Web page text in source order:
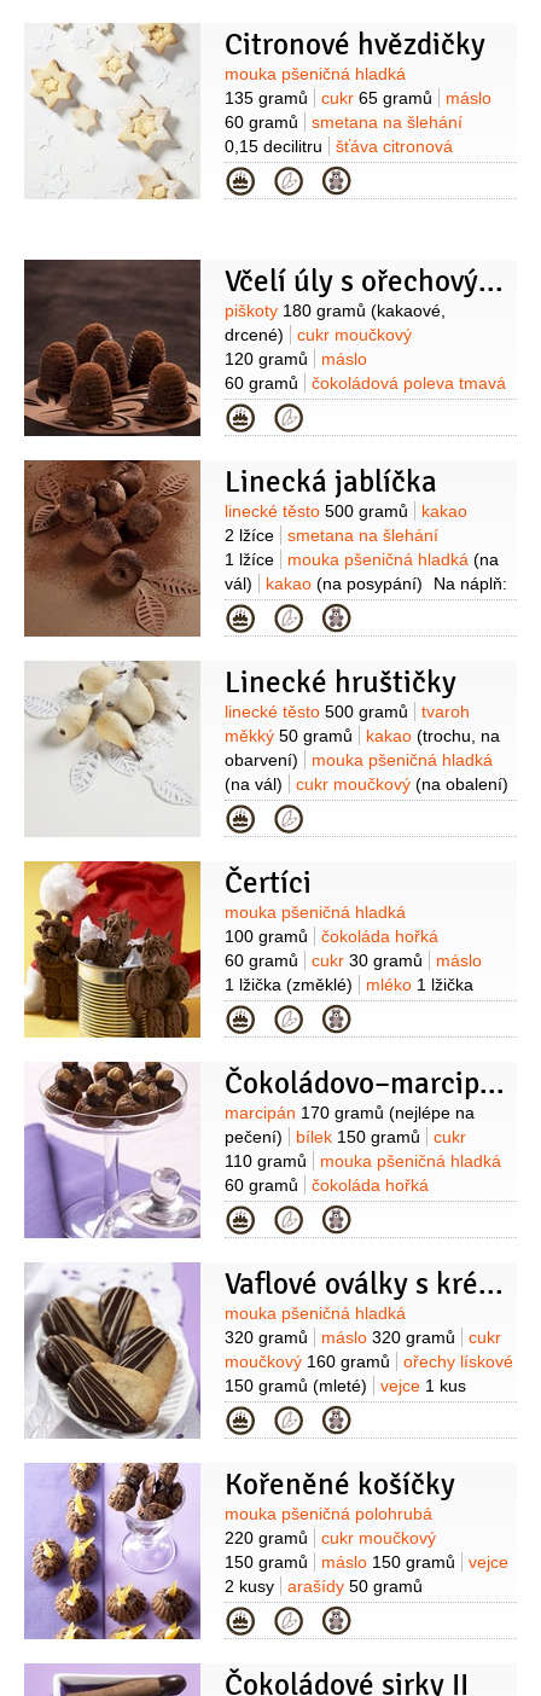
mletých ořechů, semínek, medu a
karamelu, lze jej koupit například v
obchodech s řeckými nebo arabskými
specialitami)
čokoláda hořká
25 gramů
máslo 15 gramů
vaječný
koňak1 lžíce
Citronové hvězdičky
Suroviny
mouka pšeničná hladká
135 gramů
cukr 65 gramů
máslo
60 gramů
smetana na šlehání
0,15 decilitru
šťáva citronová
10 gramů
citronová kůra
(nastrouhaná)
sůl1 špetka
mouka
2 lžíce
šťáva citronová 2 lžíce
sůl
1 špetka
Kategorie
Včelí úly s ořechovým likérem
Suroviny
piškoty 180 gramů (kakaové,
drcené)
cukr moučkový
120 gramů
máslo
60 gramů
čokoládová poleva tmavá
30 gramů
rozpuštěná)
kakao20 gramů
rum
moučkový(na vysypání
formiček)
piškoty 20 kusů
(kakaové)
Na náplň:
máslo 80 gramů
třtinový
50 gramů (tmavý)
žloutek
1 kus
likér 2 lžíce (ořechový)
mléko
zahuštěné (kondenzované)1 lžíce
(neslazené)
Kategorie
Linecká jablíčka
Suroviny
linecké těsto 500 gramů
kakao
2 lžíce
smetana na šlehání
1 lžíce
mouka pšeničná hladká (na
vál)
kakao (na posypání)
Na náplň:
sušenky200 gramů
griliášové)
jablka100 gramů
bílá50 gramů máslo20 gramů
2 lžíce
strouhanka 2 lžíce
Kategorie
Linecké hruštičky
Suroviny
linecké těsto 500 gramů
tvaroh
měkký 50 gramů kakao (trochu, na
obarvení)
mouka pšeničná hladká
(na vál)
cukr moučkový (na obalení)
Na náplň:
(Dobré ráno, kakaové)
hrušky
jádřinců)
máslo
50 gramů
hruškovice
0,4 decilitru
cukr hnědý
1 lžíce
hřebíček4 kusy
citronová
kůra1 špetka (nastrouhaná)
Kategorie
Čertíci
Suroviny
mouka pšeničná hladká
100 gramů
čokoláda hořká
60 gramů
cukr 30 gramů
máslo
1 lžička (změklé) mléko 1 lžička
(vlažné)
koření
skořice, hřebíček, badyán, muškátový
1/3lžičky sůl1 špetka bílek1 kus
(na slepení)
Kategorie
Čokoládovo–marcipánové košíčky
Suroviny
marcipán 170 gramů (nejlépe na
pečení)
bílek 150 gramů
cukr
110 gramů
mouka pšeničná hladká
60 gramů
čokoláda hořká
60 gramů
ořechy
(mleté)
máslo50 gramů
vejce
Kategorie
Vaflové oválky s krémem
Suroviny
mouka pšeničná hladká
320 gramů
máslo 320 gramů
cukr
moučkový 160 gramů
ořechy lískové
150 gramů (mleté) vejce 1 kus
(malé)
cukr vanilkový
1 balíček
skořice1 špetka
pšeničná hladká
(na vál)
Kategorie
Kořeněné košíčky
Suroviny
mouka pšeničná polohrubá
220 gramů
cukr moučkový
150 gramů
máslo 150 gramů
vejce
2 kusy
arašídy 50 gramů
(pražené)
ořechy vlašské
(pražené)
cukr vanilkový
kůra 1 lžička
Kategorie
Čokoládové sirky II